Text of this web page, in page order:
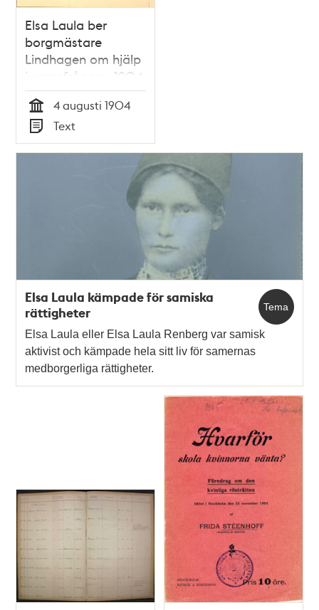
Elsa Laula ber
borgmästare
Lindhagen om hjälp
i samefrågan - 1904
Tid
4 augusti 1904
Typ
Text
Tema
Elsa Laula kämpade för samiska
rättigheter
Elsa Laula eller Elsa Laula Renberg var samisk
aktivist och kämpade hela sitt liv för samernas
medborgerliga rättigheter.